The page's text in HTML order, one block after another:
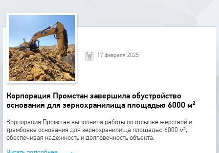
17 февраля 2025
Корпорация Промстан завершила обустройство
основания для зернохранилища площадью 6000 м²
Корпорация Промстан выполнила работы по отсыпке жерствой и
трамбовке основания для зернохранилища площадью 6000 м²,
обеспечивая надежность и долговечность объекта.